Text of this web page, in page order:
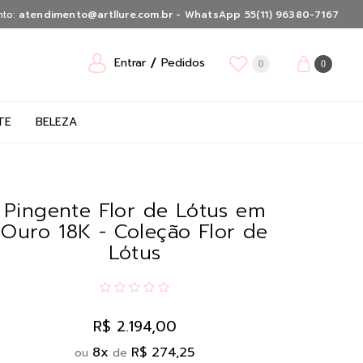
atendimento@artllure.com.br - WhatsApp 55(11) 96380-7167
Entrar Pedidos 0 0
BELEZA
Pingente Flor de Lótus em
Ouro 18K - Coleção Flor de
Lótus
R$ 2.194,00
ou 8x de R$ 274,25